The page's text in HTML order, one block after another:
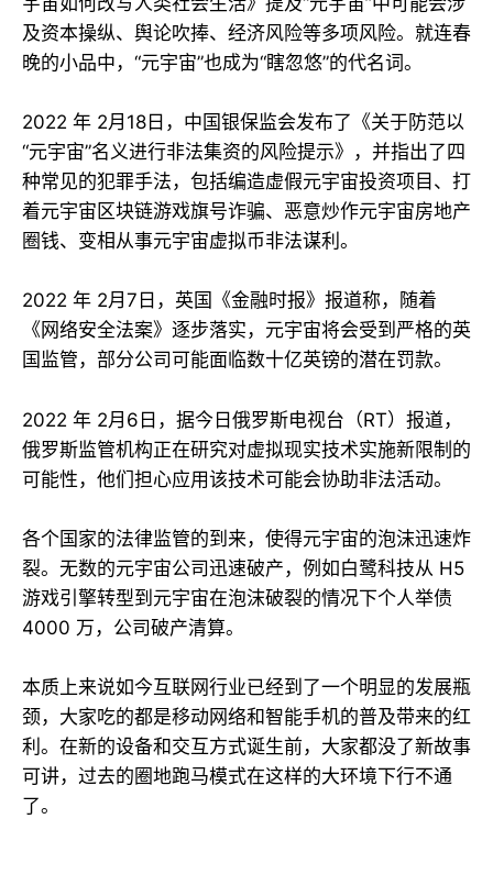
及资本操纵、舆论吹捧、经济风险等多项风险。就连春
晚的小品中，“元宇宙”也成为“瞎忽悠”的代名词。
2022 年 2月18日，中国银保监会发布了《关于防范以
“元宇宙”名义进行非法集资的风险提示》，并指出了四
种常见的犯罪手法，包括编造虚假元宇宙投资项目、打
着元宇宙区块链游戏旗号诈骗、恶意炒作元宇宙房地产
圈钱、变相从事元宇宙虚拟币非法谋利。
2022 年 2月7日，英国《金融时报》报道称，随着
《网络安全法案》逐步落实，元宇宙将会受到严格的英
国监管，部分公司可能面临数十亿英镑的潜在罚款。
2022 年 2月6日，据今日俄罗斯电视台（RT）报道，
俄罗斯监管机构正在研究对虚拟现实技术实施新限制的
可能性，他们担心应用该技术可能会协助非法活动。
各个国家的法律监管的到来，使得元宇宙的泡沫迅速炸
裂。无数的元宇宙公司迅速破产，例如白鹭科技从 H5
游戏引擎转型到元宇宙在泡沫破裂的情况下个人举债
4000 万，公司破产清算。
本质上来说如今互联网行业已经到了一个明显的发展瓶
颈，大家吃的都是移动网络和智能手机的普及带来的红
利。在新的设备和交互方式诞生前，大家都没了新故事
可讲，过去的圈地跑马模式在这样的大环境下行不通
了。